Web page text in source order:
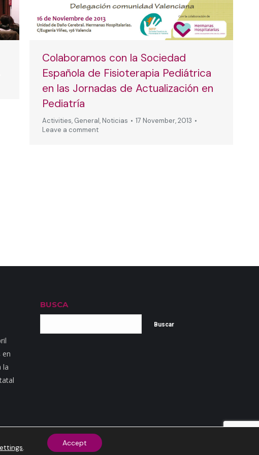
Colaboramos con la Sociedad
Española de Fisioterapia Pediátrica
en las Jornadas de Actualización en
Pediatría
Activities, General, Noticias
17 November, 2013
Leave a comment
en
la
BUSCA
Buscar
Legal Política de cookies
. Accept